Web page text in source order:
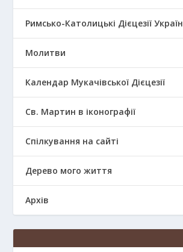
Римсько-Католицькі Дієцезії
Молитви
Календар Мукачівської Дієцезії
Св. Мартин в іконографії
Спілкування на сайті
Дерево мого життя
Архів